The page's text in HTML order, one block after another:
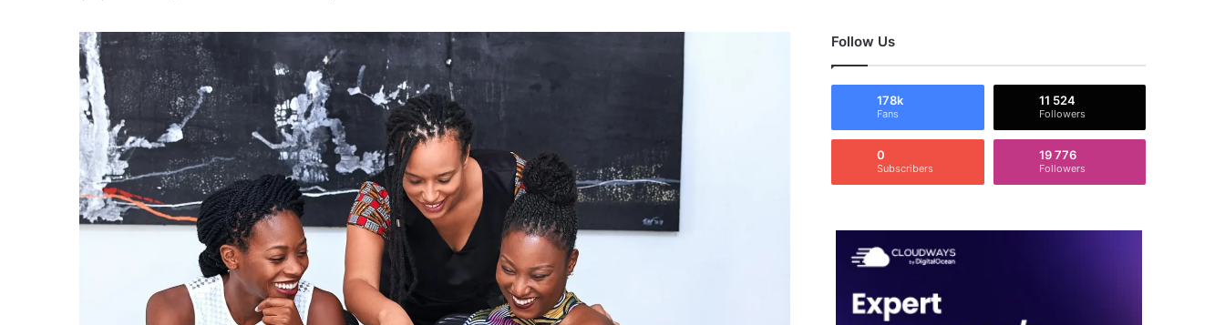
Follow Us
178k
Fans
11 524
Followers
0
Subscribers
19 776
Followers